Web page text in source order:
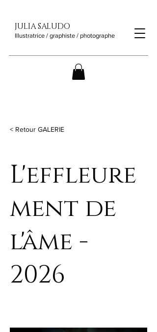
JULIA SALUDO
Illustratrice / graphiste / photographe
< Retour GALERIE
L'effleure
ment de
l'âme -
2026